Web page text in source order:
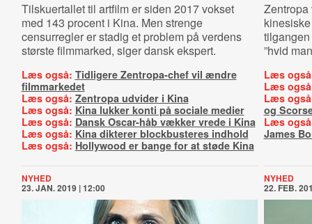
Tilskuertallet til artfilm er siden 2017 vokset
med 143 procent i Kina. Men strenge
censurregler er stadig et problem på verdens
største filmmarked, siger dansk ekspert.
Læs også: Tidligere Zentropa-chef vil ændre
filmmarkedet
Læs også: Zentropa udvider i Kina
Læs også: Kina lukker konti på sociale medier
Læs også: Dansk Oscar-håb vækker vrede i Kina
Læs også: Kina dikterer blockbusteres indhold
Læs også: Hollywood er bange for at støde Kina
Zentropa
”hvid
Læs
Læs
Læs
og
Læs
James
NYHED
23. JAN. 2019 | 12:00
NYHED
22. FEB.